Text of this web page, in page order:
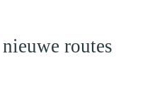
routes